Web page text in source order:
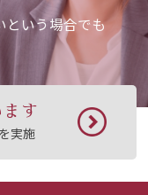
という場合でも
す
実施